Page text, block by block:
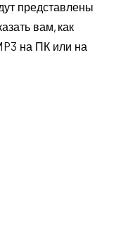
представлены
вам, как
на ПК или на